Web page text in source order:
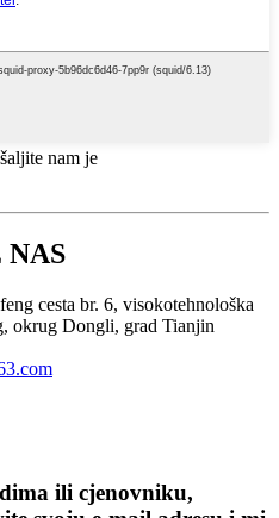
nam je
cesta br. 6, visokotehnološka
okrug Dongli, grad Tianjin
ili cjenovniku,